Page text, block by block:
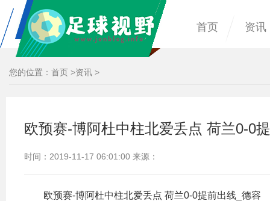
首页 资讯
您的位置： 首页 >资讯 >
欧预赛-博阿杜中柱北爱丢点 荷兰0-0
时间：2019-11-17 06:01:00 来源：
欧预赛-博阿杜中柱北爱丢点 荷兰0-0提前出线_德容